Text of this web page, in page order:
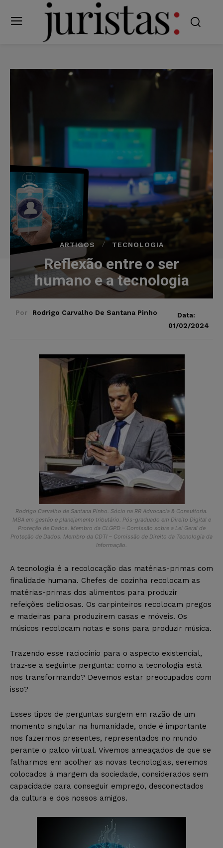
ARTIGOS TECNOLOGIA
Reflexão entre o ser
humano e a tecnologia
Por Rodrigo Carvalho De Santana Pinho
Data:
01/02/2024
Rodrigo Carvalho de Santana Pinho. Sócio na RR Advocacia & Consultoria.
MBA em gestão e planejamento tributário. Pós-graduado em Direito Digital e
Proteção de Dados. Membro da CLGPD – Comissão sobre a Lei Geral de
Proteção de Dados. Membro da CDTI – Comissão de Direito da Tecnologia da
Informação.
A tecnologia é a recolocação das matérias-primas com
finalidade humana. Chefes de cozinha recolocam as
matérias-primas dos alimentos para produzir
refeições deliciosas. Os carpinteiros recolocam pregos
e madeiras para produzirem casas e móveis. Os
músicos recolocam notas e sons para produzir música.
Trazendo esse raciocínio para o aspecto existencial,
traz-se a seguinte pergunta: como a tecnologia está
nos transformando? Devemos estar preocupados com
isso?
Esses tipos de perguntas surgem em razão de um
momento singular na humanidade, onde é importante
nos fazermos presentes, representados no mundo
perante o palco virtual. Vivemos ameaçados de que se
falharmos em acolher as novas tecnologias, seremos
colocados à margem da sociedade, considerados sem
capacidade para conseguir emprego, desconectados
da cultura e dos nossos amigos.